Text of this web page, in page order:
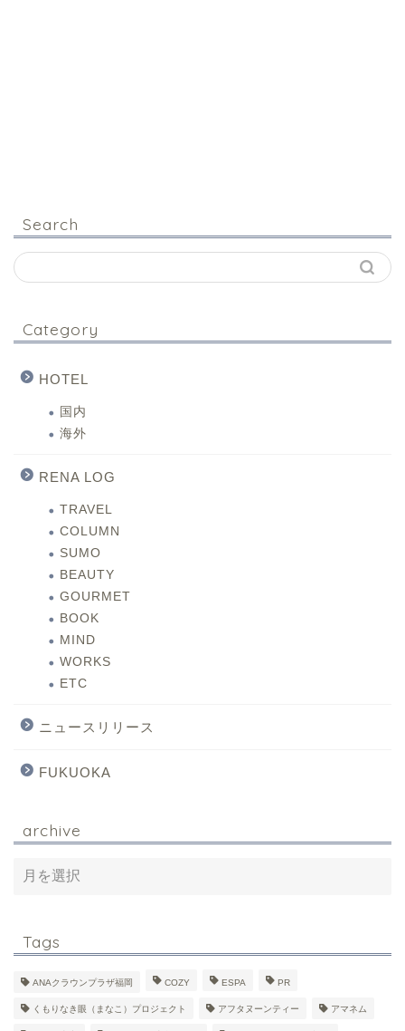
Search
Category
HOTEL
国内
海外
RENA LOG
TRAVEL
COLUMN
SUMO
BEAUTY
GOURMET
BOOK
MIND
WORKS
ETC
ニュースリリース
FUKUOKA
archive
Tags
ANAクラウンプラザ福岡 COZY ESPA PR
くもりなき眼（まなこ）プロジェクト アフタヌーンティー アマネム